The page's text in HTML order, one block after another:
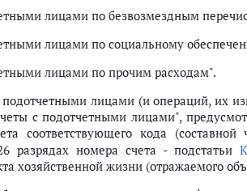
лицами по безвозмездным
лицами по социальному
лицами по прочим расходам".
подотчетными лицами (и операций, их
с подотчетными лицами",
соответствующего кода
разрядах номера счета - подстатьи
хозяйственной жизни (отражаемого